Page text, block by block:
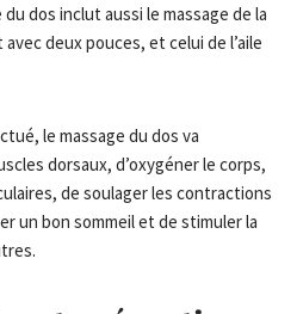
dos inclut aussi le massage de la
deux pouces, et celui de l’aile
le massage du dos va
dorsaux, d’oxygéner le corps,
de soulager les contractions
un bon sommeil et de stimuler la